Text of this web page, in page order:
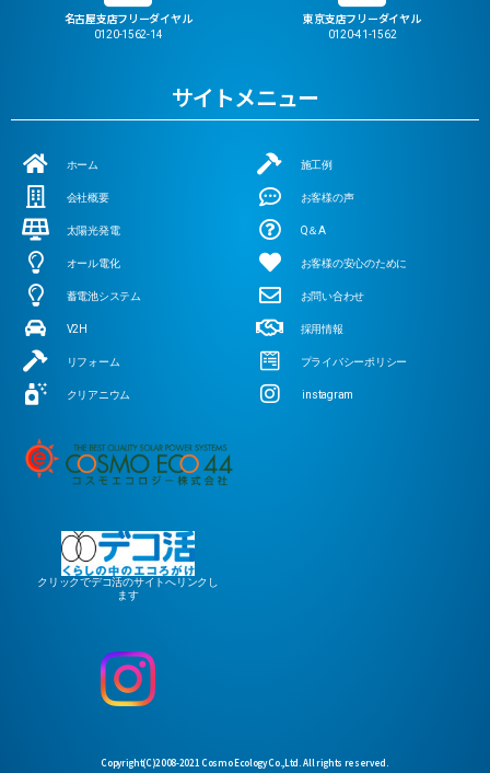
名古屋支店フリーダイヤル
0120-1562-14
東京支店フリーダイヤル
0120-41-1562
サイトメニュー
ホーム
会社概要
太陽光発電
オール電化
蓄電池システム
V2H
リフォーム
クリアニウム
施工例
お客様の声
Q＆A
お客様の安心のために
お問い合わせ
採用情報
プライバシーポリシー
instagram
クリックでデコ活のサイトへリンクし
ます
Copyright(C)2008-2021 Cosmo Ecology Co.,Ltd. All rights reserved.